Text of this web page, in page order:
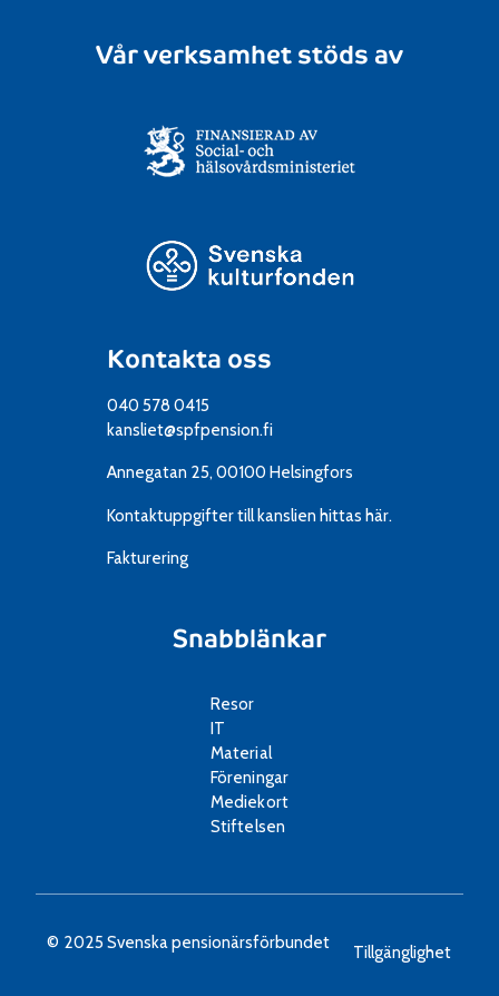
Kontakta oss
040 578 0415
kansliet@spfpension.fi
Annegatan 25, 00100 Helsingfors
Kontaktuppgifter till kanslienhittas här.
Fakturering
Snabblänkar
Resor
IT
Material
Föreningar
Mediekort
Stiftelsen
Vår verksamhet stöds av
© 2025 Svenska pensionärsförbundet Tillgänglighet